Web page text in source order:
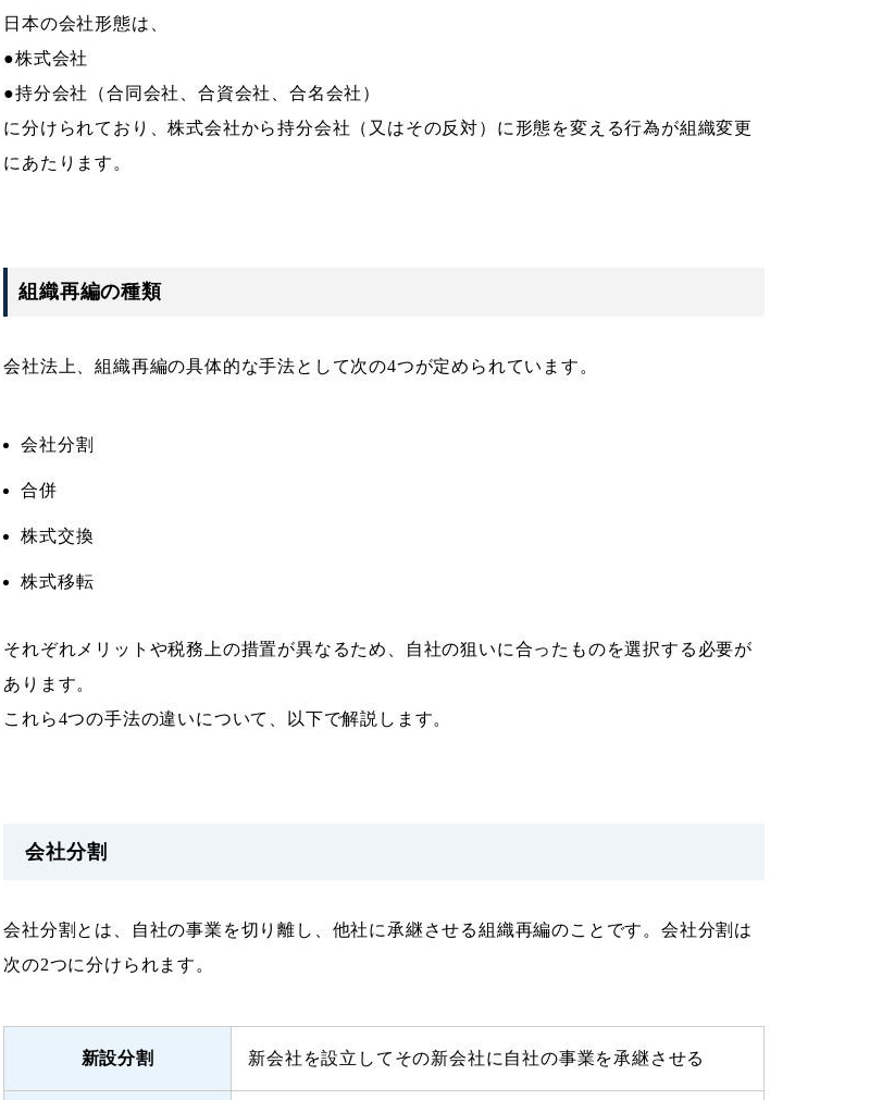
日本の会社形態は、
●株式会社
●持分会社（合同会社、合資会社、合名会社）
に分けられており、株式会社から持分会社（又はその反対）に形態を変える行為が組織変更
にあたります。
組織再編の種類
会社法上、組織再編の具体的な手法として次の4つが定められています。
会社分割
合併
株式交換
株式移転
それぞれメリットや税務上の措置が異なるため、自社の狙いに合ったものを選択する必要が
あります。
これら4つの手法の違いについて、以下で解説します。
会社分割
会社分割とは、自社の事業を切り離し、他社に承継させる組織再編のことです。会社分割は
次の2つに分けられます。
新設分割 新会社を設立してその新会社に自社の事業を承継させる